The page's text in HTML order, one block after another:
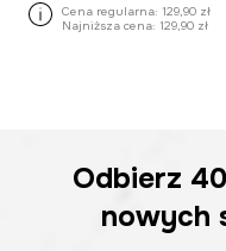
Cena regularna: 129,90 zł
Najniższa cena: 129,90 zł
Odbierz
nowych